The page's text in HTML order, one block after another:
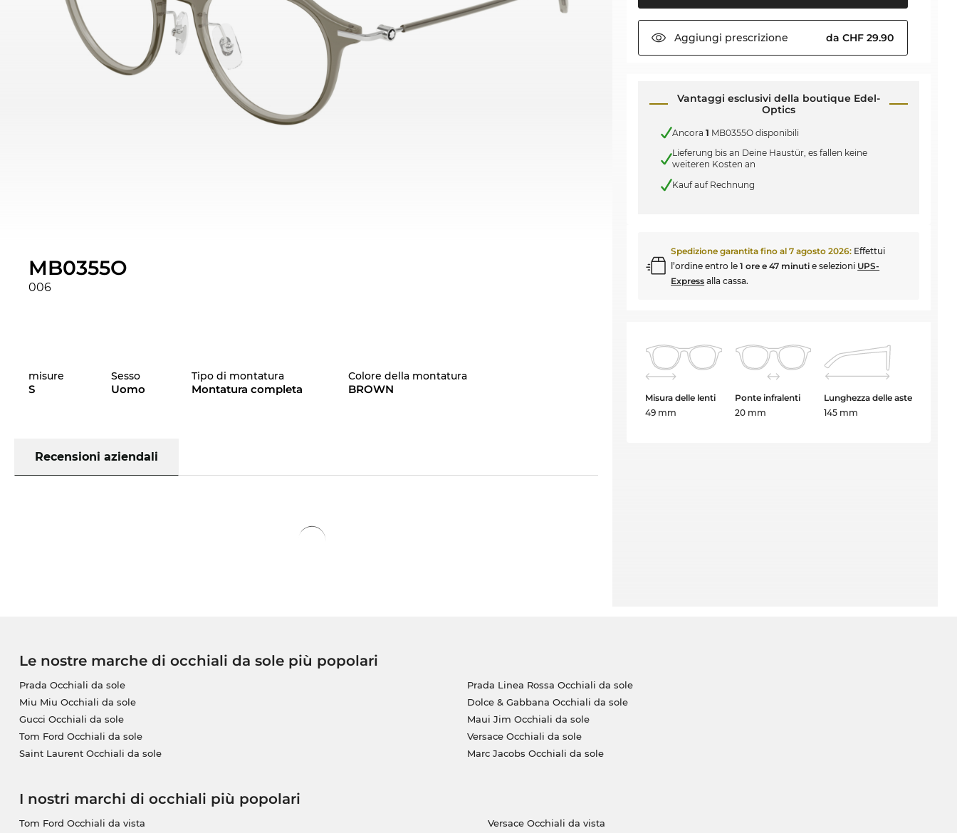
MB0355O
006
misure
S
Sesso
Uomo
Tipo di montatura
Montatura completa
Colore della montatura
BROWN
Recensioni aziendali
Aggiungi prescrizione da CHF 29.90
Vantaggi esclusivi della boutique Edel-
Optics
Ancora1 MB0355O disponibili
Lieferung bis an Deine Haustür, es fallen keine
weiteren Kosten an
Kauf auf Rechnung
Spedizione garantita fino al7 agosto 2026: Effettui
l’ordine entro le1 ore e 47 minuti e selezioni UPS-
Express alla cassa.
Misura delle lenti
49 mm
Ponte infralenti
20 mm
Lunghezza delle aste
145 mm
Le nostre marche di occhiali da sole più popolari
Prada Occhiali da sole
Miu Miu Occhiali da sole
Gucci Occhiali da sole
Tom Ford Occhiali da sole
Saint Laurent Occhiali da sole
Prada Linea Rossa Occhiali da sole
Dolce & Gabbana Occhiali da sole
Maui Jim Occhiali da sole
Versace Occhiali da sole
Marc Jacobs Occhiali da sole
I nostri marchi di occhiali più popolari
Tom Ford Occhiali da vista
Versace Occhiali da vista